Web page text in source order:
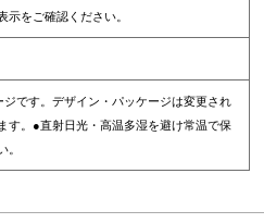
示をご確認ください。
ジです。デザイン・パッケージは変更され
す。●直射日光・高温多湿を避け常温で保
。